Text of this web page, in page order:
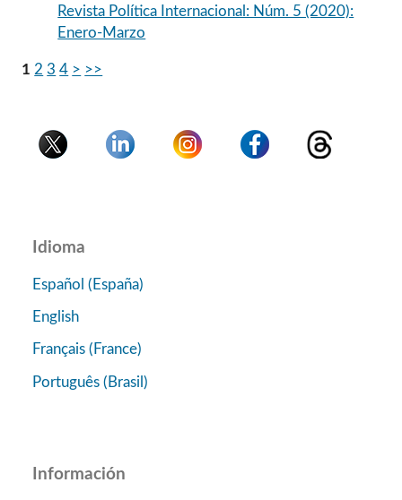
Revista Política Internacional: Núm. 5 (2020):
Enero-Marzo
1 2 3 4 > >>
Idioma
Español (España)
English
Français (France)
Português (Brasil)
Información